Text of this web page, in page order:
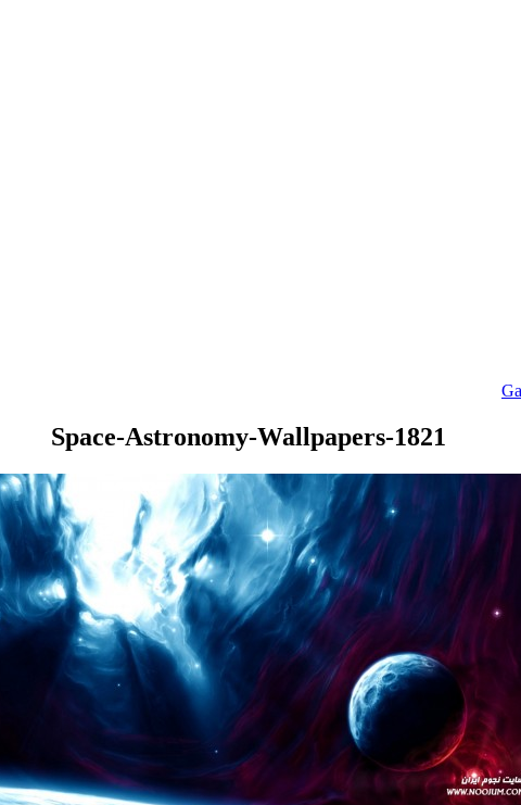
Space-Astronomy-Wallpapers-1821